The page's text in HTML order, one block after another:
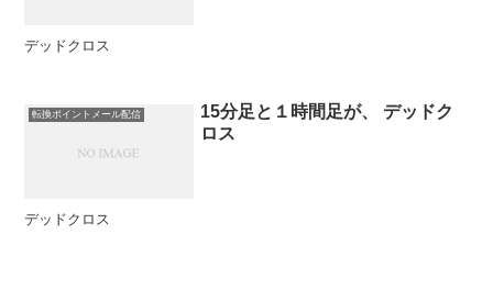
デッドクロス
転換ポイントメール配信
15分足と１時間足が、 デッドク
ロス
デッドクロス